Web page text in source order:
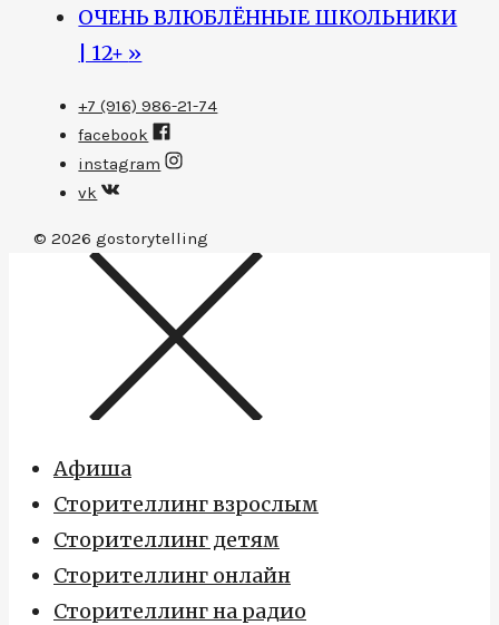
ОЧЕНЬ ВЛЮБЛЁННЫЕ ШКОЛЬНИКИ
| 12+ »
+7 (916) 986-21-74
facebook
instagram
vk
© 2026gostorytelling
Афиша
Сторителлинг взрослым
Сторителлинг детям
Сторителлинг онлайн
Сторителлинг на радио